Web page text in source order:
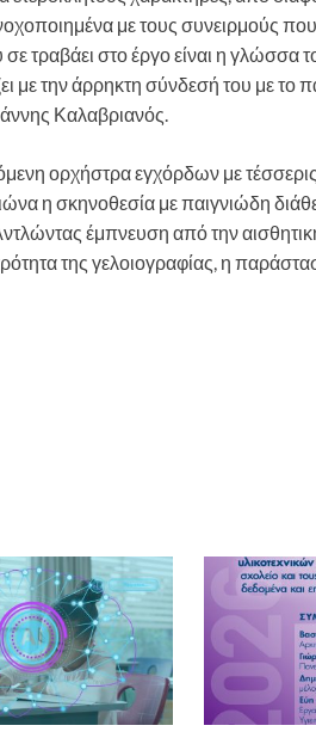
με τους συνειρμούς
τραβάει στο έργο είναι η γλώσσα
με την άρρηκτη σύνδεσή του με το
Καλαβριανός.
ορχήστρα εγχόρδων με
η σκηνοθεσία με παιγνιώδη
έμπνευση από την
της γελοιογραφίας, η